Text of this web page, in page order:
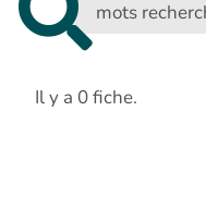
Il y a 0 fiche.